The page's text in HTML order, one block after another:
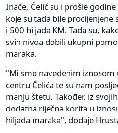
Inače, Čelić su i prošle
koje su tada bile procijenjene
i 500 hiljada KM. Tada su,
svih nivoa dobili ukupni
maraka.
"Mi smo navedenim
centru Čelića te su nam
manju štetu. Također, iz
dodatna riječna korita u
hiljada maraka", dodaje